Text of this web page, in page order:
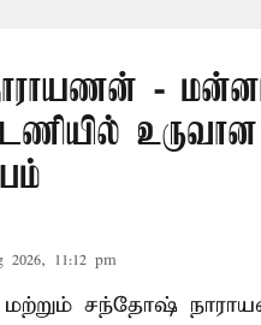
-
உருவான
2026, 11:12 pm
மற்றும் சந்தோஷ்